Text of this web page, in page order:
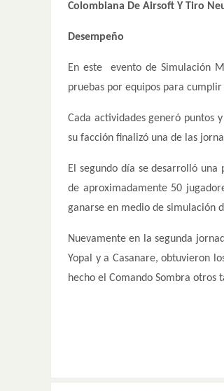
Colombiana De Airsoft Y Tiro
Desempeño
En este evento de Simulación
pruebas por equipos para
Cada actividades generó puntos
su facción finalizó una de las
El segundo día se desarrolló
de aproximadamente 50
ganarse en medio de simulación
Nuevamente en la segunda
Yopal y a Casanare, obtuvieron
hecho el Comando Sombra otros